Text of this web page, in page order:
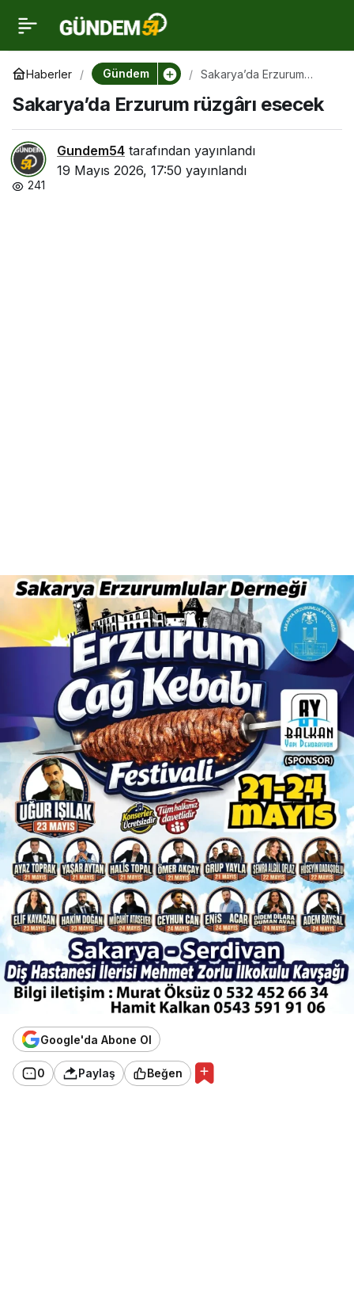
Haberler Gündem
Sakarya’da Erzurum
Sakarya’da Erzurum rüzgârı esecek
Gundem54 tarafından yayınlandı
19 Mayıs 2026, 17:50 yayınlandı
241
Google'da Abone Ol
0 Paylaş Beğen
Sakarya’da Erzurum
rüzgârı esecek